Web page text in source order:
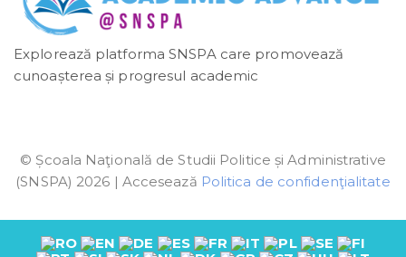
Explorează platforma SNSPA care promovează
cunoașterea și progresul academic
© Școala Naţională de Studii Politice și Administrative
(SNSPA) 2026 | Accesează Politica de confidenţialitate